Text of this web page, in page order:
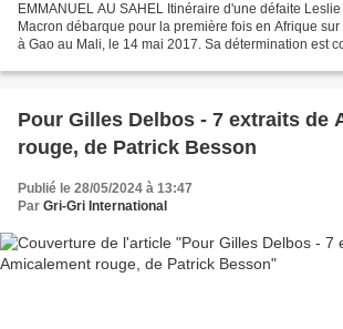
EMMANUEL AU SAHEL Itinéraire d'une défaite
Macron débarque pour la première fois en Afrique
à Gao au Mali, le 14 mai 2017. Sa détermination est
Pour Gilles Delbos - 7 extraits de
rouge, de Patrick Besson
Publié le 28/05/2024 à 13:47
Par Gri-Gri International